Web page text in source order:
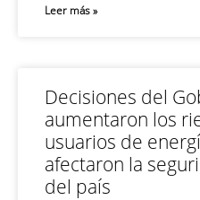
Leer más »
Decisiones del
aumentaron los
usuarios de
afectaron la
del país